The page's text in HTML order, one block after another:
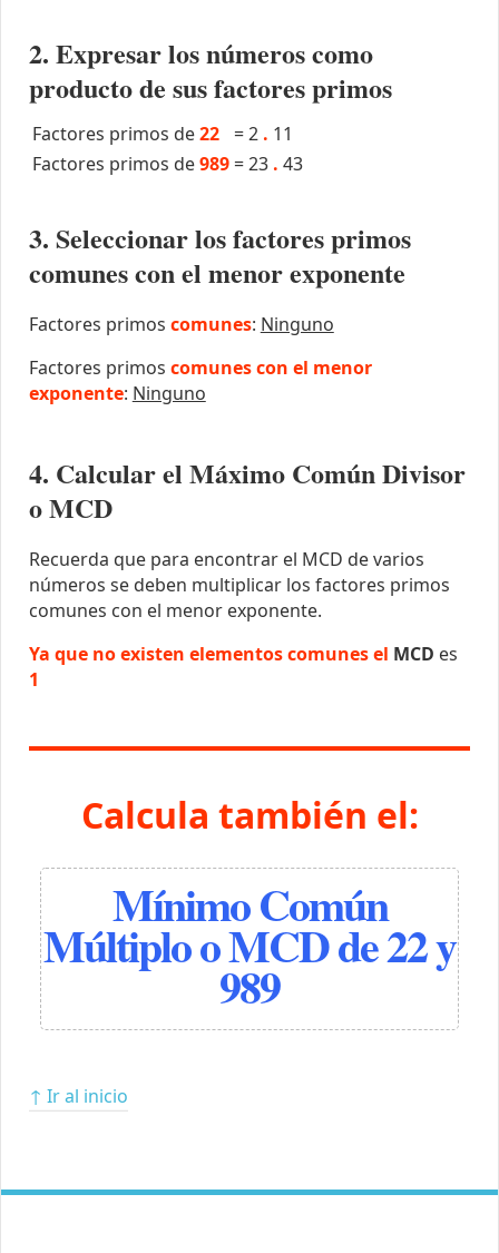
2. Expresar los números como
producto de sus factores primos
Factores primos de22 =2 . 11
Factores primos de989 =23 . 43
3. Seleccionar los factores primos
comunes con el menor exponente
Factores primos comunes: Ninguno
Factores primos comunes con el menor
exponente: Ninguno
4. Calcular el Máximo Común Divisor
o MCD
Recuerda que para encontrar el MCD de varios
números se deben multiplicar los factores primos
comunes con el menor exponente.
Ya que no existen elementos comunes el MCD es
1
Calcula también el:
Mínimo Común
Múltiplo o MCD de 22 y
989
↑ Ir al inicio